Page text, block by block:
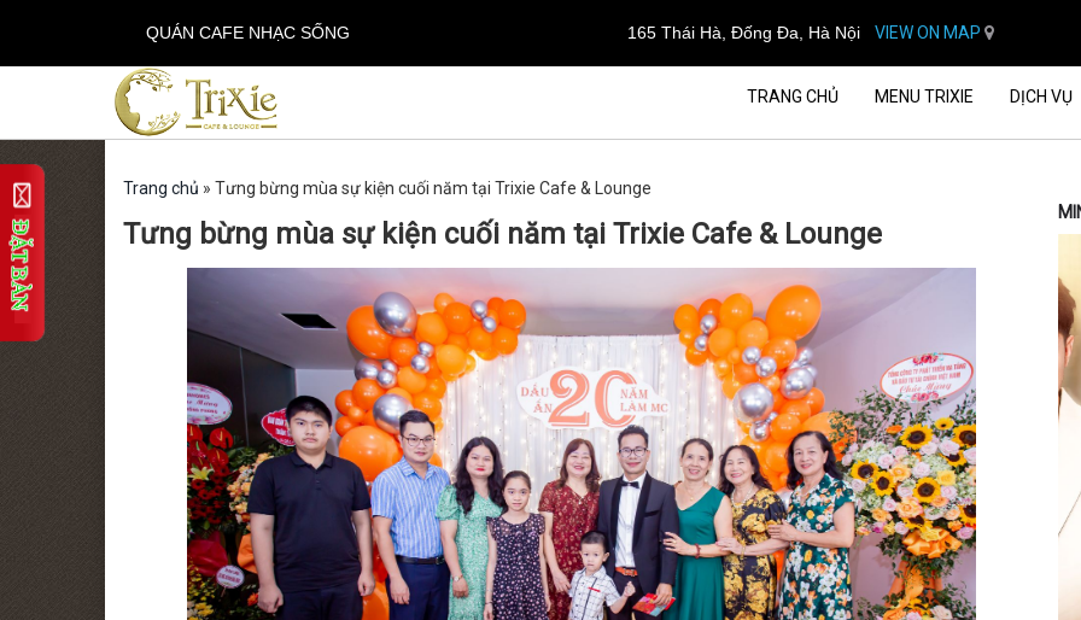
QUÁN CAFE NHẠC SỐNG 165 Thái Hà, Đống Đa, Hà Nội VIEW ON MAP
TRANG CHỦ MENU TRIXIE DỊCH VỤ
Trang chủ » Tưng bừng mùa sự kiện cuối năm tại Trixie Cafe & Lounge
Tưng bừng mùa sự kiện cuối năm tại Trixie Cafe & Lounge